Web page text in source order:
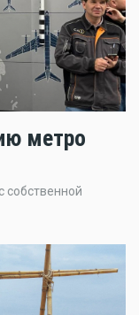
метро
собственной